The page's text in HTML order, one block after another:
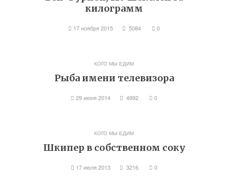
килограмм
17 ноября 2015 5084 0
КОГО МЫ ЕДИМ
Рыба имени телевизора
29 июня 2014 4992 0
КОГО МЫ ЕДИМ
Шкипер в собственном соку
17 июля 2013 3216 0